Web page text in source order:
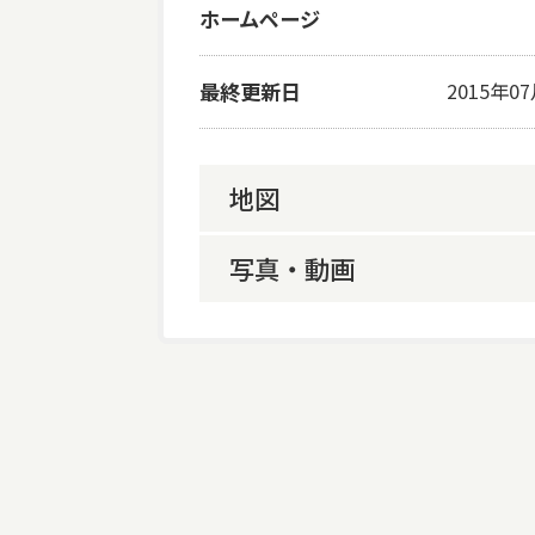
ホームページ
最終更新日 2015年
地図
写真・動画